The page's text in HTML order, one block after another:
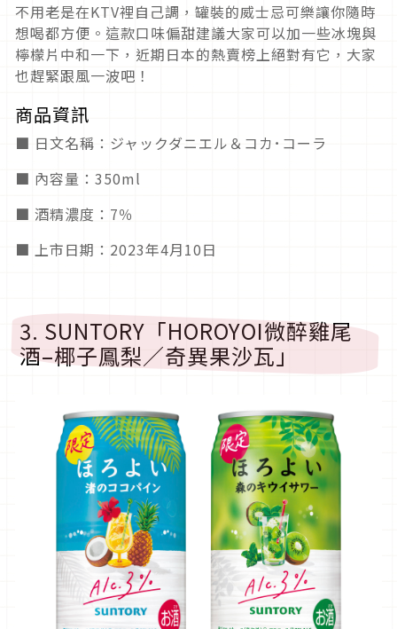
不用老是在KTV裡自己調，罐裝的威士忌可樂讓你隨時
想喝都方便。這款口味偏甜建議大家可以加一些冰塊與
檸檬片中和一下，近期日本的熱賣榜上絕對有它，大家
也趕緊跟風一波吧！
商品資訊
■ 日文名稱：ジャックダニエル＆コカ･コーラ
■ 內容量：350ml
■ 酒精濃度：7％
■ 上市日期：2023年4月10日
3. SUNTORY「HOROYOI微醉雞尾
酒–椰子鳳梨／奇異果沙瓦」